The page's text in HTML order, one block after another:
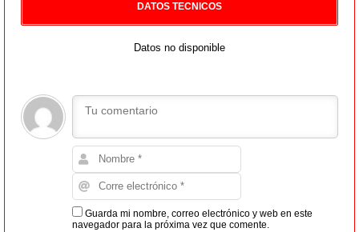
DATOS TECNICOS
Datos no disponible
Guarda mi nombre, correo electrónico y web en este
navegador para la próxima vez que comente.